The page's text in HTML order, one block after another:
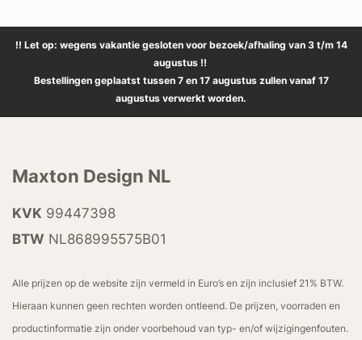
!! Let op: wegens vakantie gesloten voor bezoek/afhaling van 3 t/m 14
augustus !!
Bestellingen geplaatst tussen 7 en 17 augustus zullen vanaf 17
augustus verwerkt worden.
Maxton Design NL
KVK 99447398
BTW NL868995575B01
Alle prijzen op de website zijn vermeld in Euro’s en zijn inclusief 21% BTW.
Hieraan kunnen geen rechten worden ontleend. De prijzen, voorraden en
productinformatie zijn onder voorbehoud van typ- en/of wijzigingenfouten.